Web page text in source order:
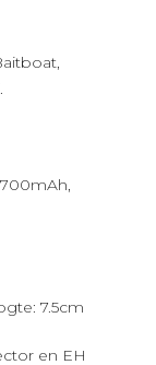
7.5cm
en EH